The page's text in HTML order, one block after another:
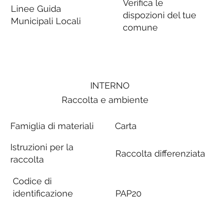
Linee Guida
Municipali Locali
Verifica le
dispozioni del tue
comune
INTERNO
Raccolta e ambiente
Famiglia di materiali
Istruzioni per la
raccolta
Codice di
identificazione
Carta
Raccolta differenziata
PAP20